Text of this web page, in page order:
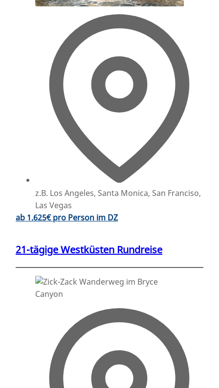
z.B. Los Angeles, Santa Monica, San Franciso,
Las Vegas
ab 1.625€ pro Person im DZ
21-tägige Westküsten Rundreise